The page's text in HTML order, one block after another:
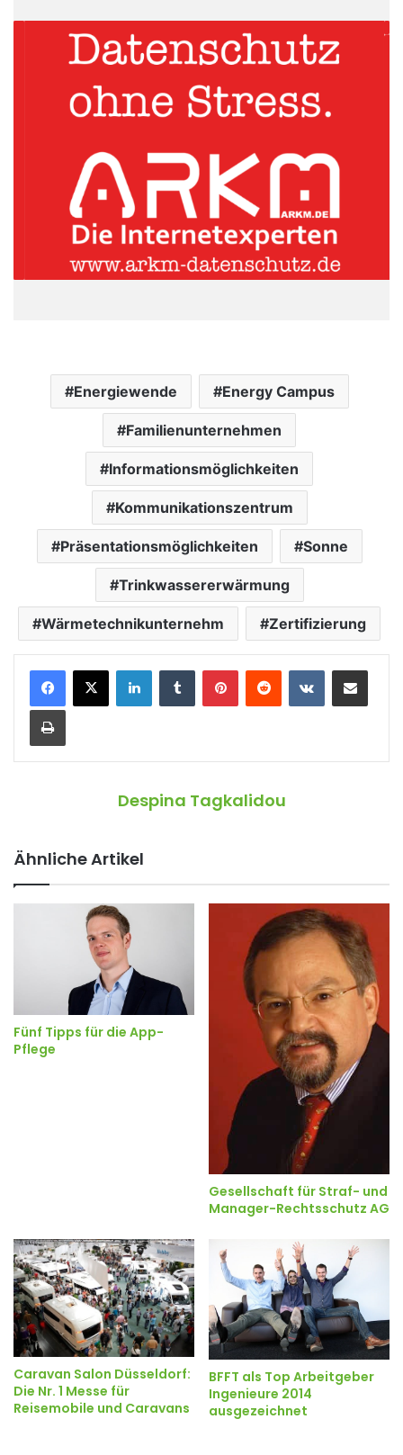
Energiewende Energy Campus
Familienunternehmen
Informationsmöglichkeiten
Kommunikationszentrum
Präsentationsmöglichkeiten Sonne
Trinkwassererwärmung
Wärmetechnikunternehm Zertifizierung
Despina Tagkalidou
Ähnliche Artikel
Fünf Tipps für die App-
Pflege
Gesellschaft für Straf- und
Manager-Rechtsschutz AG
Caravan Salon Düsseldorf:
Die Nr. 1 Messe für
Reisemobile und Caravans
BFFT als Top Arbeitgeber
Ingenieure 2014
ausgezeichnet